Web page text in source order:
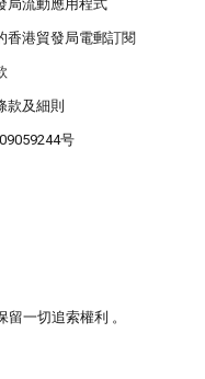
局流動應用程式
香港貿發局電郵訂閱
款及細則
号
一切追索權利 。